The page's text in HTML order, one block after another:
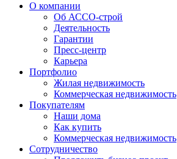
О компании
Об АССО-строй
Деятельность
Гарантии
Пресс-центр
Карьера
Портфолио
Жилая недвижимость
Коммерческая недвижимость
Покупателям
Наши дома
Как купить
Коммерческая недвижимость
Сотрудничество